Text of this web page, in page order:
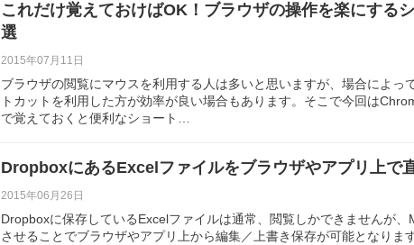
これだけ覚えておけばOK！ブラウザの操作を楽にする
選
2015年07月11日
ブラウザの閲覧にマウスを利用する人は多いと思いますが、場合によっ
トカットを利用した方が効率が良い場合もあります。そこで今回は
で覚えておくと便利なショート…
DropboxにあるExcelファイルをブラウザやアプリ上で
2015年06月26日
Dropboxに保存しているExcelファイルは通常、閲覧しかできませんが
させることでブラウザやアプリ上から編集／上書き保存が可能となりま